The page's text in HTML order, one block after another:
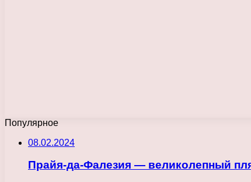
Популярное
08.02.2024
Прайя-да-Фалезия — великолепный